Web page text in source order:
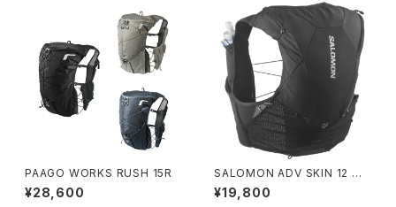
PAAGO WORKS RUSH 15R
¥28,600
SALOMON ADV SKIN 12 ユ
ニセックス ランニングベスト（フ
ラスク付）BLACK
¥19,800